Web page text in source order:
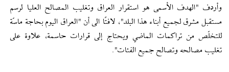
وأردف "الهدف الأسمى هو استقرار العراق وتغليب المصالح العليا لرسم
مستقبل مشرق لجميع أبناء هذا البلد"، لافتًا الى أن "العراق اليوم بحاجة ماسّة
للتخلّص من تراكمات الماضي ويحتاج إلى قرارات حاسمة، علاوة على
تغليب مصالحه وتصالح جميع الفئات".